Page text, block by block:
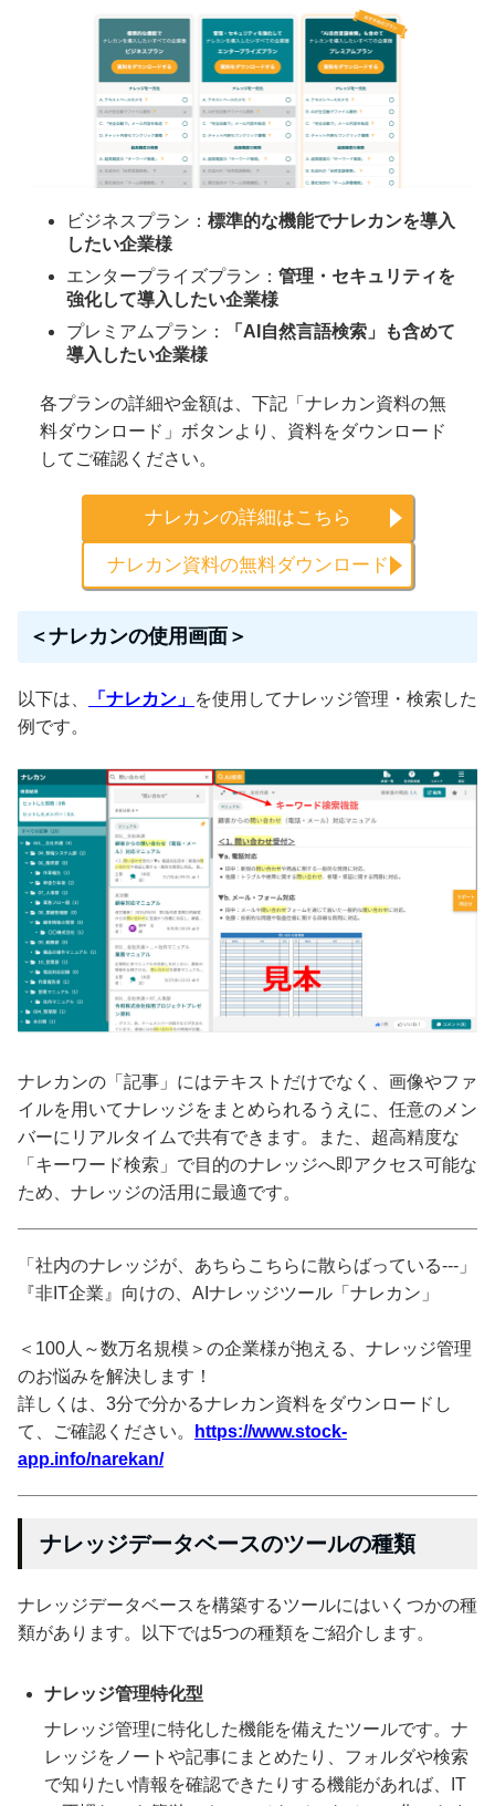
ビジネスプラン： 標準的な機能でナレカンを導入
したい企業様
エンタープライズプラン： 管理・セキュリティを
強化して導入したい企業様
プレミアムプラン：
「AI自然言語検索」も含めて
導入したい企業様
各プランの詳細や金額は、下記「ナレカン資料の無
料ダウンロード」ボタンより、資料をダウンロード
してご確認ください。
ナレカンの詳細はこちら
ナレカン資料の無料ダウンロード
＜ナレカンの使用画面＞
以下は、 「ナレカン」 を使用してナレッジ管理・検索した
例です。
ナレカンの「記事」にはテキストだけでなく、画像やファ
イルを用いてナレッジをまとめられるうえに、任意のメン
バーにリアルタイムで共有できます。また、超高精度な
「キーワード検索」で目的のナレッジへ即アクセス可能な
ため、ナレッジの活用に最適です。
「社内のナレッジが、あちらこちらに散らばっている---」
『非IT企業』向けの、AIナレッジツール「ナレカン」
＜100人～数万名規模＞の企業様が抱える、ナレッジ管理
のお悩みを解決します！
詳しくは、3分で分かるナレカン資料をダウンロードし
て、ご確認ください。
https://www.stock-
app.info/narekan/
ナレッジデータベースのツールの種類
ナレッジデータベースを構築するツールにはいくつかの種
類があります。以下では5つの種類をご紹介します。
ナレッジ管理特化型
ナレッジ管理に特化した機能を備えたツールです。ナ
レッジをノートや記事にまとめたり、フォルダや検索
で知りたい情報を確認できたりする機能があれば、IT